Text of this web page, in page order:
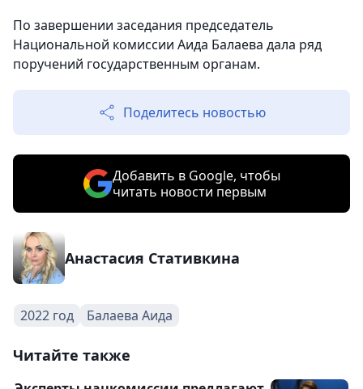
По завершении заседания председатель
Национальной комиссии Аида Балаева дала ряд
поручений государственным органам.
Поделитесь новостью
Добавить в Google, чтобы
читать новости первым
Анастасия Стативкина
2022 год Балаева Аида
Читайте также